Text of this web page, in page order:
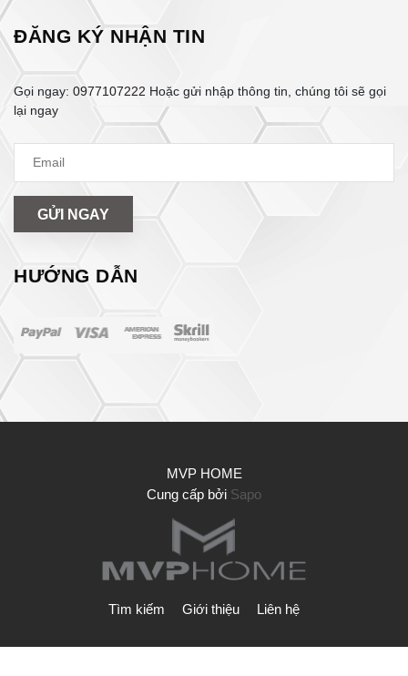
ĐĂNG KÝ NHẬN TIN
Gọi ngay: 0977107222 Hoặc gửi nhập thông tin, chúng tôi sẽ gọi
lại ngay
GỬI NGAY
HƯỚNG DẪN
MVP HOME
Cung cấp bởi Sapo
Tìm kiếm Giới thiệu Liên hệ